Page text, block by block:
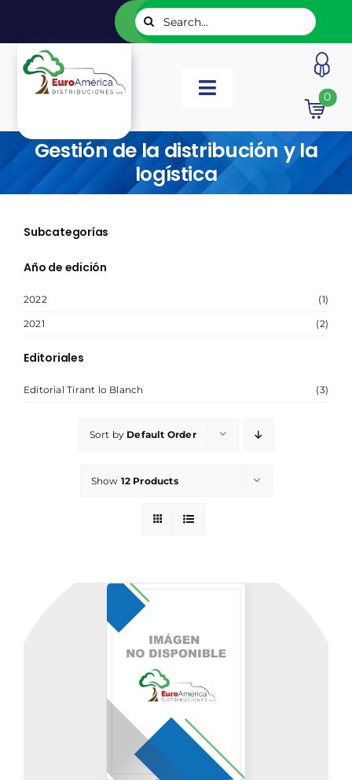
contenido
Buscar:
Toggle
INICIO
NUESTROS LIBROS
EDITORIALES
NOSOTROS
0
Gestión de la distribución y la
logística
Subcategorías
Año de edición
2022 (1)
2021 (2)
Editoriales
Editorial Tirant lo Blanch (3)
Sort by Default Order
Show 12 Products